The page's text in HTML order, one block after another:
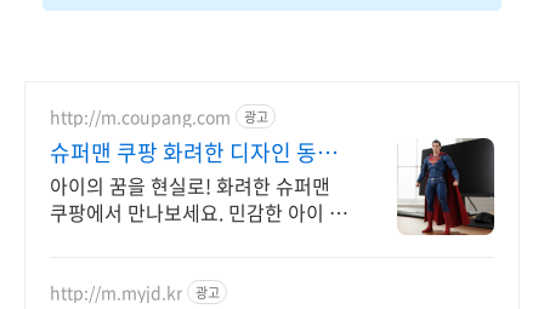
http://m.coupang.com 광고
슈퍼맨 쿠팡 화려한 디자인 동화
속 변신
아이의 꿈을 현실로! 화려한 슈퍼맨
쿠팡에서 만나보세요. 민감한 아이 피
http://m.myjd.kr 광고